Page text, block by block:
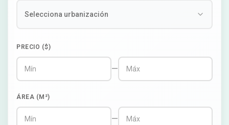
PRECIO ($)
—
ÁREA (M²)
—